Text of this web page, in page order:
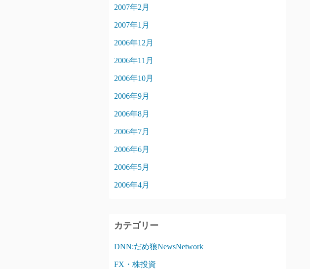
2007年2月
2007年1月
2006年12月
2006年11月
2006年10月
2006年9月
2006年8月
2006年7月
2006年6月
2006年5月
2006年4月
カテゴリー
DNN:だめ狼NewsNetwork
FX・株投資